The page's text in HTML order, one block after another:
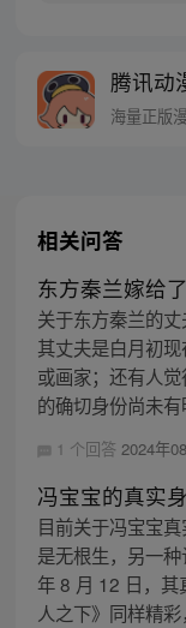
桥梁
化
腾讯动
海量正版
相关问答
东方秦兰嫁给
关于东方秦兰的
其丈夫是白月初
或画家；还有人
的确切身份尚未
1 个回答 2024年
冯宝宝的真实
目前关于冯宝宝
是无根生，另一
年 8 月 12 日，其
人之下》同样精